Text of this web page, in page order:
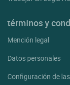
términos y
Mención legal
Datos personales
Configuración de